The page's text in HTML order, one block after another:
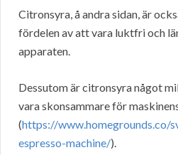
Citronsyra, å andra sidan, är
fördelen av att vara luktfri och
apparaten.
Dessutom är citronsyra något
vara skonsammare för
(https://www.homegrounds.co/
espresso-machine/).